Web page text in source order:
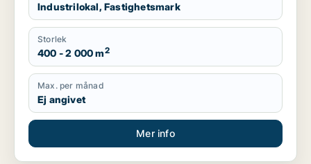
Industrilokal, Fastighetsmark
Storlek
400 - 2 000 m2
Max. per månad
Ej angivet
Mer info